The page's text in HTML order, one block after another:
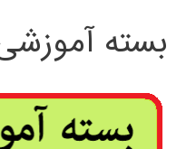
بسته